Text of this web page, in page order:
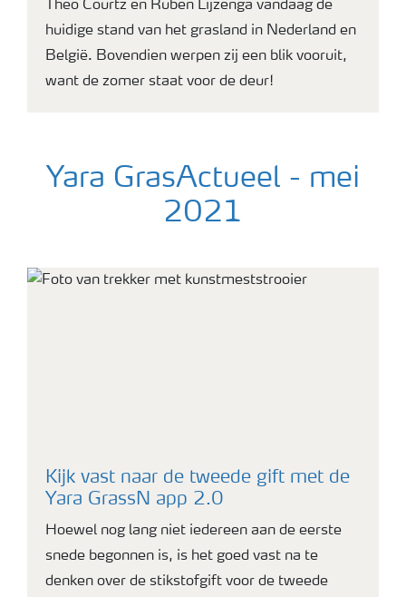
Theo Courtz en Ruben Lijzenga vandaag de
huidige stand van het grasland in Nederland en
België. Bovendien werpen zij een blik vooruit,
want de zomer staat voor de deur!
Yara GrasActueel - mei
2021
Kijk vast naar de tweede gift met de
Yara GrassN app 2.0
Hoewel nog lang niet iedereen aan de eerste
snede begonnen is, is het goed vast na te
denken over de stikstofgift voor de tweede